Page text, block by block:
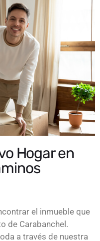
Hogar en
el inmueble que
de Carabanchel.
a través de nuestra